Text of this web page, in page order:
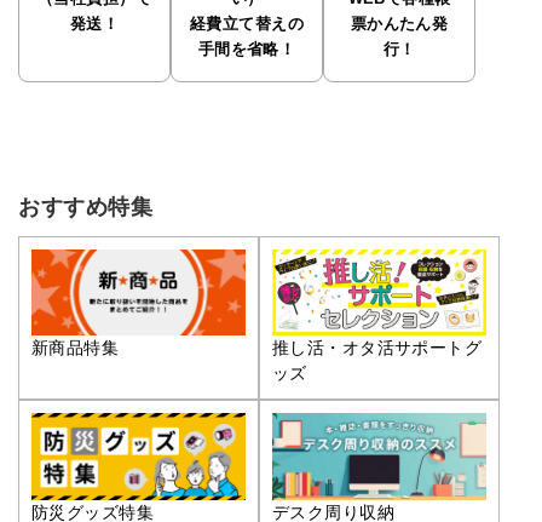
発送！
経費立て替えの
手間を省略！
票かんたん発
行！
おすすめ特集
新商品特集
推し活・オタ活サポートグ
ッズ
防災グッズ特集 デスク周り収納